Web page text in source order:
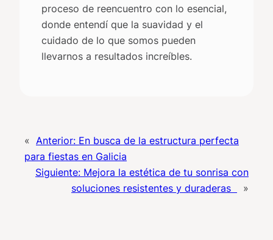
proceso de reencuentro con lo esencial,
donde entendí que la suavidad y el
cuidado de lo que somos pueden
llevarnos a resultados increíbles.
« Anterior: En busca de la estructura perfecta
para fiestas en Galicia
Siguiente: Mejora la estética de tu sonrisa con
soluciones resistentes y duraderas
»